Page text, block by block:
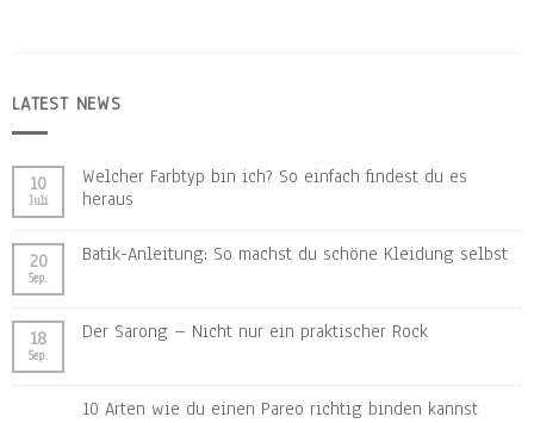
LATEST NEWS
10
Juli
Welcher Farbtyp bin ich? So einfach findest du es
heraus
20
Sep.
Batik-Anleitung: So machst du schöne Kleidung selbst
18
Sep.
Der Sarong – Nicht nur ein praktischer Rock
10 Arten wie du einen Pareo richtig binden kannst